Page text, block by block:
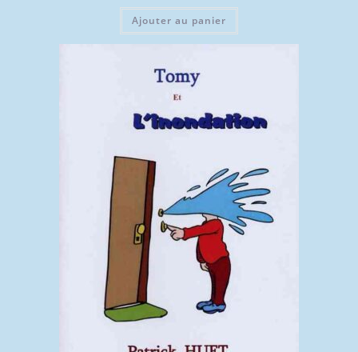
Ajouter au panier